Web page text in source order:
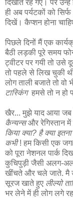
दिखाते रह गए। पर
ही अब पर्यटकों को सिर्फ
दिखें। कैप्शन होना
पिछले दिनों मैं एक
बैठी लड़की पूरे समय
ट्वीटर पर गयी तो उसे
तो पहले से लिख चुकी
लोग ताली बजाते तो वो
टास्किंगहमसे तो न हो
खैर... मुझे याद आया
कैन्यन्सऔर रेगिस्तान में
किया क्या? है क्या
कभी! हम किसी एक
को पूरा नेशनल पार्क
कुचिपुड़ी जैसी अलग-
खींचते और चले जाते. मै
सूरज खाते हुए लील्यो
भर लेने में ही लोग लगे